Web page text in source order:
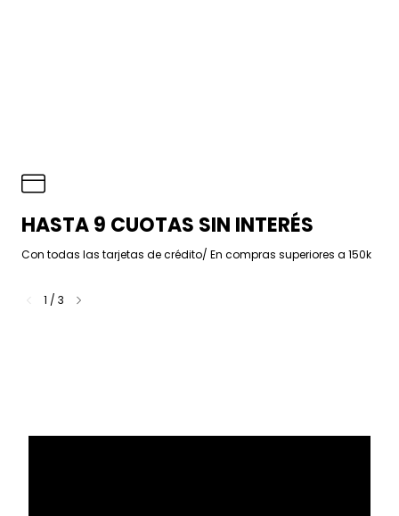
HASTA 9 CUOTAS SIN INTERÉS
Con todas las tarjetas de crédito/ En compras superiores a 150k
1 / 3